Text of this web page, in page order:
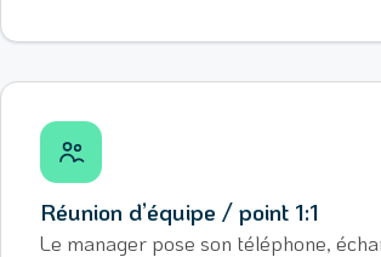
Réunion d’équipe / point 1:1
Le manager pose son téléphone,